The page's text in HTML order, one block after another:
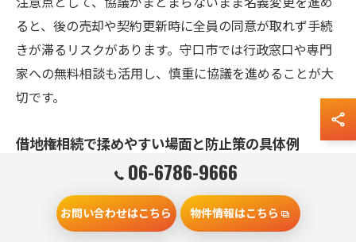
ると、後の売却や契約更新時に全員の同意が取れず手続
きが滞るリスクがあります。守口市では行政窓口や専門
家への無料相談も活用し、慎重に協議を進めることが大
切です。
借地権相続で揉めやすい場面と防止策の具体例
借地権相続では、遺産分割協議の内容や、今後の借地利
用方法について意見が対立しやすい傾向があります。特
に守口市のように地価や土地利用が多様な地域では、相
06-6786-9666
お問い合わせはこちら 物件情報はこちら